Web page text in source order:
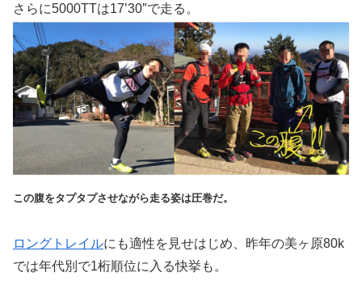
さらに5000TTは17’30″で走る。
この腹をタプタプさせながら走る姿は圧巻だ。
ロングトレイルにも適性を見せはじめ、昨年の美ヶ原80k
では年代別で1桁順位に入る快挙も。